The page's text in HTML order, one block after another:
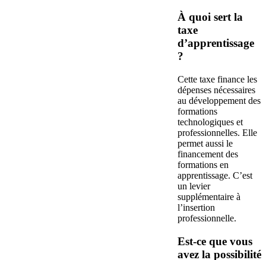
À quoi sert la
taxe
d’apprentissage
?
Cette taxe finance les
dépenses nécessaires
au développement des
formations
technologiques et
professionnelles. Elle
permet aussi le
financement des
formations en
apprentissage. C’est
un levier
supplémentaire à
l’insertion
professionnelle.
Est-ce que vous
avez la possibilité